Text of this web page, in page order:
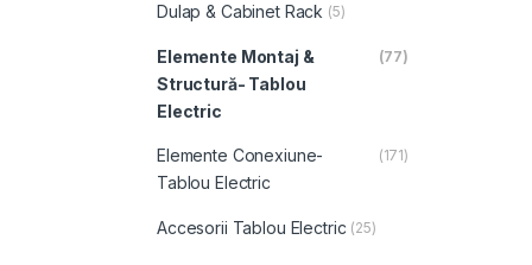
Dulap & Cabinet Rack (5)
Elemente Montaj &
Structură- Tablou
Electric
(77)
Elemente Conexiune-
Tablou Electric
(171)
Accesorii Tablou Electric (25)